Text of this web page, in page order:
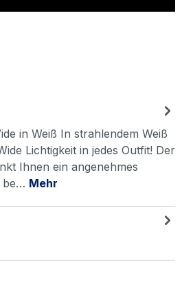
in Weiß In strahlendem Weiß
Lichtigkeit in jedes Outfit! Der
Ihnen ein angenehmes
be… Mehr